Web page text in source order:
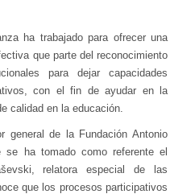
ha trabajado para ofrecer una
que parte del reconocimiento
para dejar capacidades
con el fin de ayudar en la
calidad en la educación.
general de la Fundación Antonio
se ha tomado como referente el
relatora especial de las
que los procesos participativos